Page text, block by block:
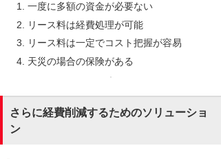
一度に多額の資金が必要ない
リース料は経費処理が可能
リース料は一定でコスト把握が容易
天災の場合の保険がある
さらに経費削減するためのソリューショ
ン